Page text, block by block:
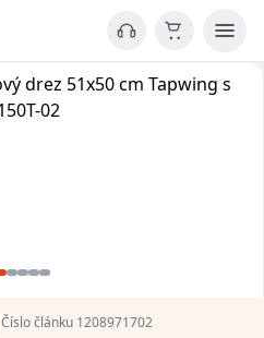
Číslo článku 1208971702